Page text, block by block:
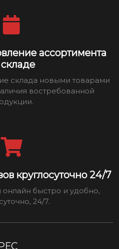
ассортимента
склада новыми товарами
востребованной
круглосуточно 24/7
быстро и удобно,
24/7.